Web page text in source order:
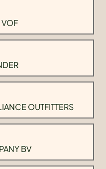
VOF
OUTFITTERS
BV